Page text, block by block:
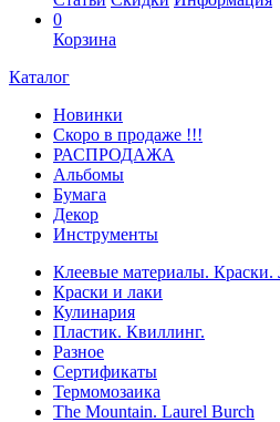
0
Корзина
Каталог
Новинки
Скоро в продаже !!!
РАСПРОДАЖА
Альбомы
Бумага
Декор
Инструменты
Клеевые материалы. Краски.
Краски и лаки
Кулинария
Пластик. Квиллинг.
Разное
Сертификаты
Термомозаика
The Mountain. Laurel Burch